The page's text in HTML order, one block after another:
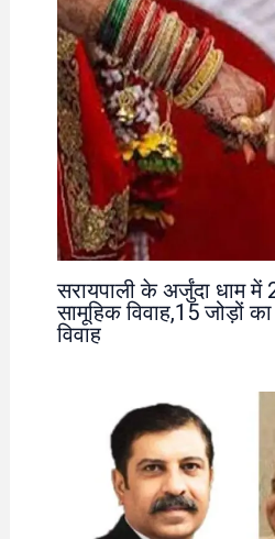
सरायपाली के अर्जुंदा धाम
सामूहिक विवाह,15 जोड़ों
विवाह